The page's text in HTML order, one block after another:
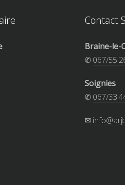
Contact
Braine-le-
✆ 067/
Soignies
✆ 067/
✉